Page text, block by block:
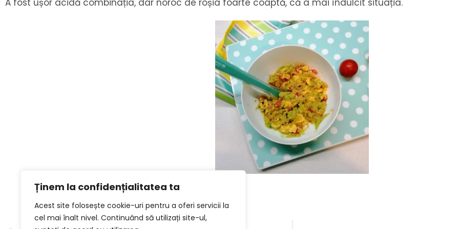
Ținem la confidențialitatea ta
Acest site folosește cookie-uri pentru a oferi servicii la
cel mai înalt nivel. Continuând să utilizați site-ul,